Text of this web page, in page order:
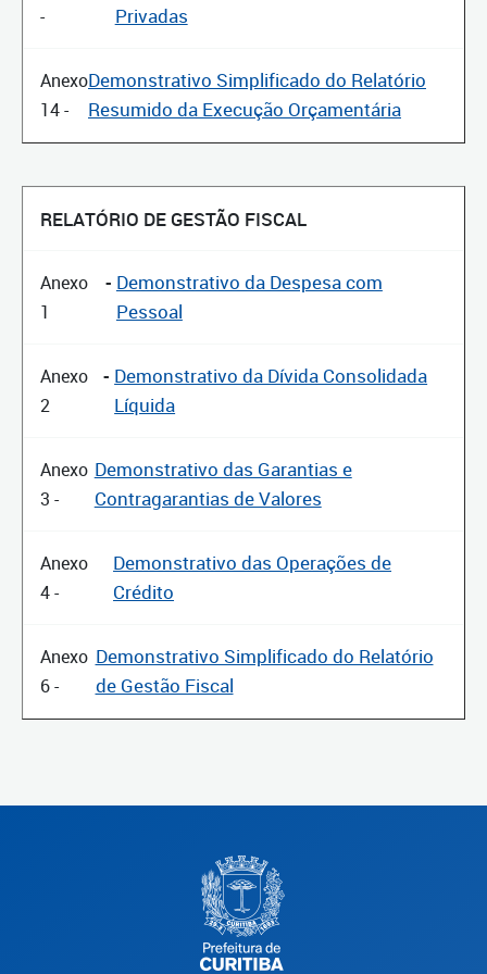
-
Privadas
Anexo
14 -
Demonstrativo Simplificado do Relatório
Resumido da Execução Orçamentária
RELATÓRIO DE GESTÃO FISCAL
Anexo
1
- Demonstrativo da Despesa com
Pessoal
Anexo
2
- Demonstrativo da Dívida Consolidada
Líquida
Anexo
3 -
Demonstrativo das Garantias e
Contragarantias de Valores
Anexo
4 -
Demonstrativo das Operações de
Crédito
Anexo
6 -
Demonstrativo Simplificado do Relatório
de Gestão Fiscal